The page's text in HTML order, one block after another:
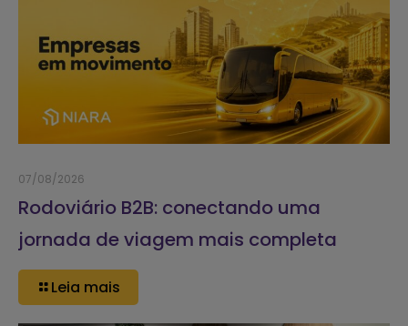
07/08/2026
Rodoviário B2B: conectando uma
jornada de viagem mais completa
Leia mais